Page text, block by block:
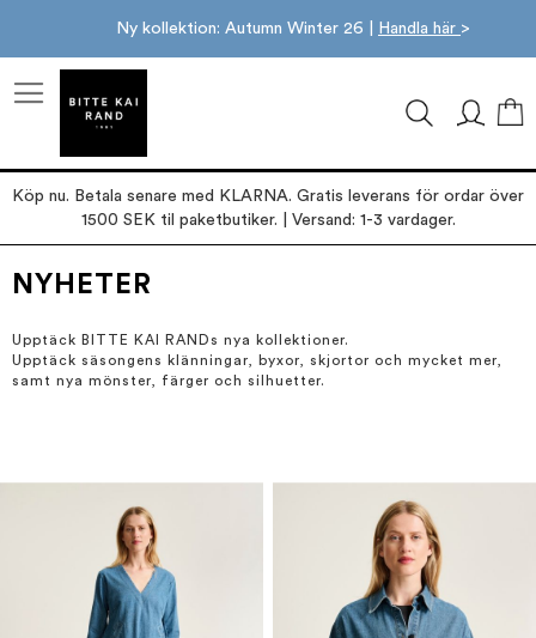
Ny kollektion: Autumn Winter 26 | Handla här >
Köp nu. Betala senare med KLARNA. Gratis leverans för ordar över
1500 SEK til paketbutiker. | Versand: 1-3 vardager.
NYHETER
Upptäck BITTE KAI RANDs nya kollektioner.
Upptäck säsongens klänningar, byxor, skjortor och mycket mer,
samt nya mönster, färger och silhuetter.